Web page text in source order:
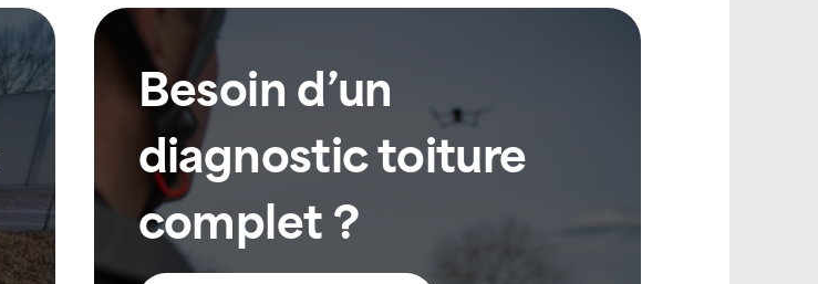
Besoin d’un
diagnostic toiture
complet ?